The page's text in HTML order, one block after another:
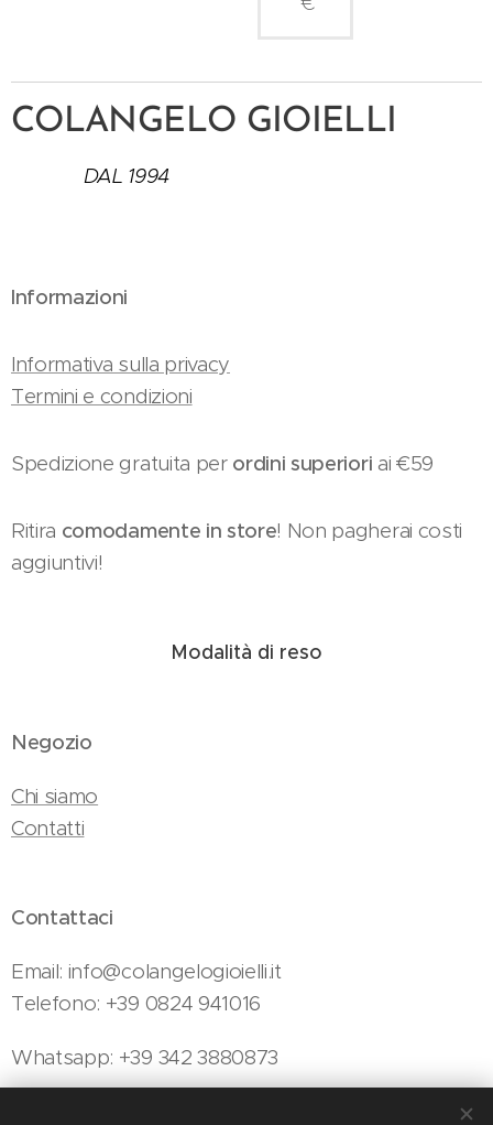
COLANGELO GIOIELLI
DAL 1994
Informazioni
Informativa sulla privacy
Termini e condizioni
Spedizione gratuita perordini superiori ai €59
Ritira comodamente in store! Non pagherai costi
aggiuntivi!
Modalità di reso
Negozio
Chi siamo
Contatti
Contattaci
Email: info@colangelogioielli.it
Telefono: +39 0824 941016
Whatsapp: +39 342 3880873